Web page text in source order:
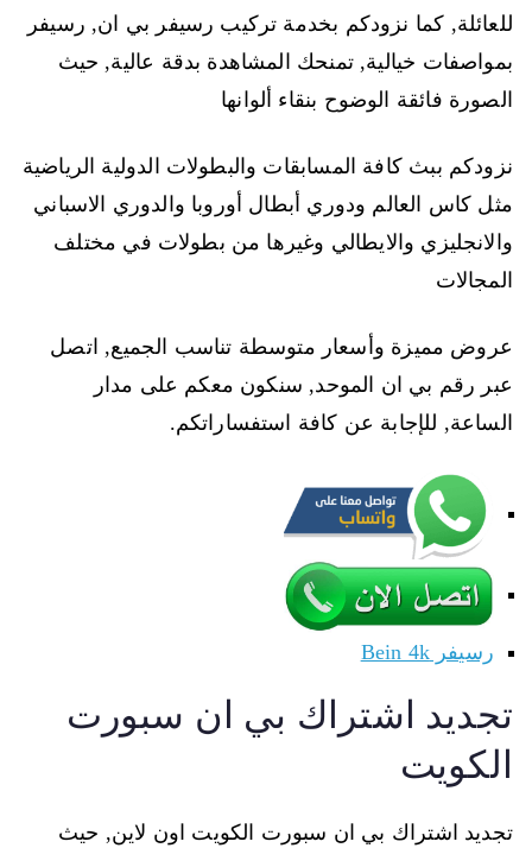
للعائلة, كما نزودكم بخدمة تركيب رسيفر بي ان, رسيفر
بمواصفات خيالية, تمنحك المشاهدة بدقة عالية, حيث
الصورة فائقة الوضوح بنقاء ألوانها
نزودكم ببث كافة المسابقات والبطولات الدولية الرياضية
مثل كاس العالم ودوري أبطال أوروبا والدوري الاسباني
والانجليزي والايطالي وغيرها من بطولات في مختلف
المجالات
عروض مميزة وأسعار متوسطة تناسب الجميع, اتصل
عبر رقم بي ان الموحد, سنكون معكم على مدار
الساعة, للإجابة عن كافة استفساراتكم.
رسيفر Bein 4k
تجديد اشتراك بي ان سبورت
الكويت
تجديد اشتراك بي ان سبورت الكويت اون لاين, حيث